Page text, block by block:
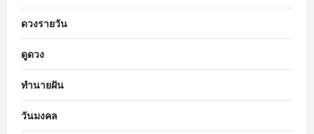
ดวงรายวัน
ดูดวง
ทำนายฝัน
วันมงคล